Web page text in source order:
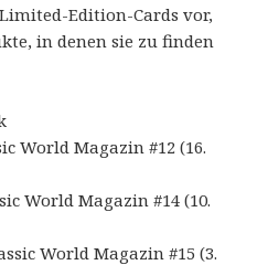
Edition-Cards vor,
in denen sie zu finden
World Magazin #12 (16.
World Magazin #14 (10.
World Magazin #15 (3.